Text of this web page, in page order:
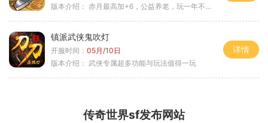
版本介绍： 赤月最高加+6，公益养老，玩一年不腻，屠龙
镇派武侠鬼吹灯
开服时间： 05月/10日
版本介绍： 武侠专属超多功能与玩法值得一玩
详情
传奇世界sf发布网站